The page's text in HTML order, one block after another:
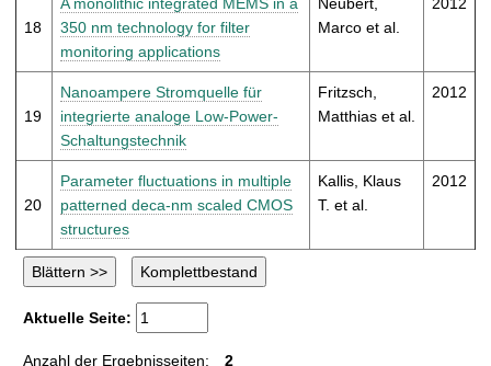
18
350 nm technology for filter
monitoring applications
Marco et al.
19
Nanoampere Stromquelle für
integrierte analoge Low-Power-
Schaltungstechnik
Fritzsch,
Matthias et al.
2012
20
Parameter fluctuations in multiple
patterned deca-nm scaled CMOS
structures
Kallis, Klaus
T. et al.
2012
Aktuelle Seite:
Anzahl der Ergebnisseiten: 2